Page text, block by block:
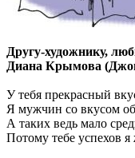
Другу-художнику,
Диана Крымова
У тебя прекрасный
Я мужчин со вкусом
А таких ведь мало
Потому тебе успехов